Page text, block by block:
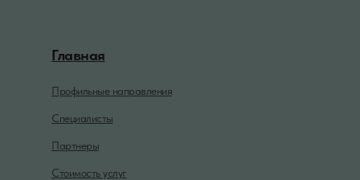
Стоимость услуг
Партнеры
Специалисты
Профильные направления
Главная